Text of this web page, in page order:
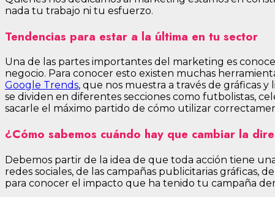
nada tu trabajo ni tu esfuerzo.
Tendencias para estar a la última en tu sector
Una de las partes importantes del marketing es
negocio. Para conocer esto existen muchas
Google Trends, que nos muestra a través de gráficas
se dividen en diferentes secciones como futbolistas,
sacarle el máximo partido de cómo utilizar
¿Cómo sabemos cuándo hay que cambiar la
Debemos partir de la idea de que toda acción tiene
redes sociales, de las campañas publicitarias
para conocer el impacto que ha tenido tu campaña